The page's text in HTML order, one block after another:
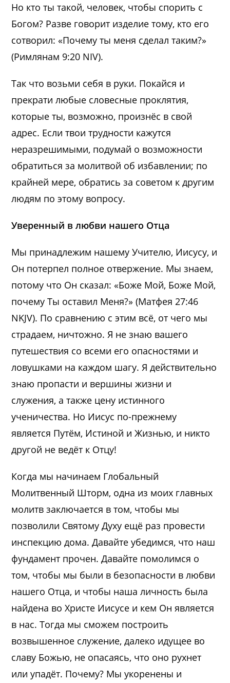
Но кто ты такой, человек, чтобы спорить с
Богом? Разве говорит изделие тому, кто его
сотворил: «Почему ты меня сделал таким?»
(Римлянам 9:20 NIV).
Так что возьми себя в руки. Покайся и
прекрати любые словесные проклятия,
которые ты, возможно, произнёс в свой
адрес. Если твои трудности кажутся
неразрешимыми, подумай о возможности
обратиться за молитвой об избавлении; по
крайней мере, обратись за советом к другим
людям по этому вопросу.
Уверенный в любви нашего Отца
Мы принадлежим нашему Учителю, Иисусу, и
Он потерпел полное отвержение. Мы знаем,
потому что Он сказал: «Боже Мой, Боже Мой,
почему Ты оставил Меня?» (Матфея 27:46
NKJV). По сравнению с этим всё, от чего мы
страдаем, ничтожно. Я не знаю вашего
путешествия со всеми его опасностями и
ловушками на каждом шагу. Я действительно
знаю пропасти и вершины жизни и
служения, а также цену истинного
ученичества. Но Иисус по-прежнему
является Путём, Истиной и Жизнью, и никто
другой не ведёт к Отцу!
Когда мы начинаем Глобальный
Молитвенный Шторм, одна из моих главных
молитв заключается в том, чтобы мы
позволили Святому Духу ещё раз провести
инспекцию дома. Давайте убедимся, что наш
фундамент прочен. Давайте помолимся о
том, чтобы мы были в безопасности в любви
нашего Отца, и чтобы наша личность была
найдена во Христе Иисусе и кем Он является
в нас. Тогда мы сможем построить
возвышенное служение, далеко идущее во
славу Божью, не опасаясь, что оно рухнет
или упадёт. Почему? Мы укоренены и